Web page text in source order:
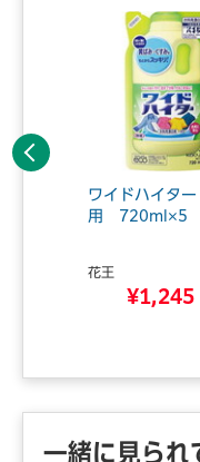
ワイドハイタ
用 720ml×5
花王
¥1,245
前へ
一緒に見られ